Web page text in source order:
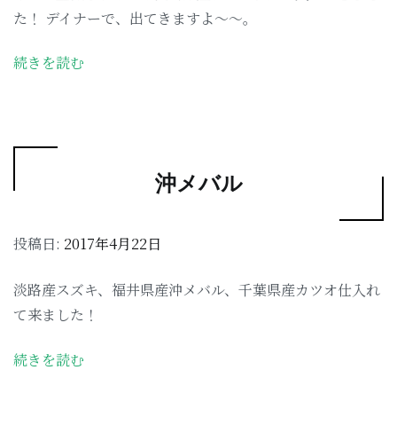
た！ デイナーで、出てきますよ〜〜。
続きを読む
沖メバル
投稿日: 2017年4月22日
淡路産スズキ、福井県産沖メバル、千葉県産カツオ仕入れ
て来ました！
続きを読む